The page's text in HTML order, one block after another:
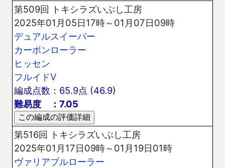
第509回 トキシラズいぶし工房
2025年01月05日17時～01月07日09時
デュアルスイーパー
カーボンローラー
ヒッセン
フルイドV
編成点数：65.9点 (46.9)
難易度 ：7.05
第516回 トキシラズいぶし工房
2025年01月17日09時～01月19日01時
ヴァリアブルローラー